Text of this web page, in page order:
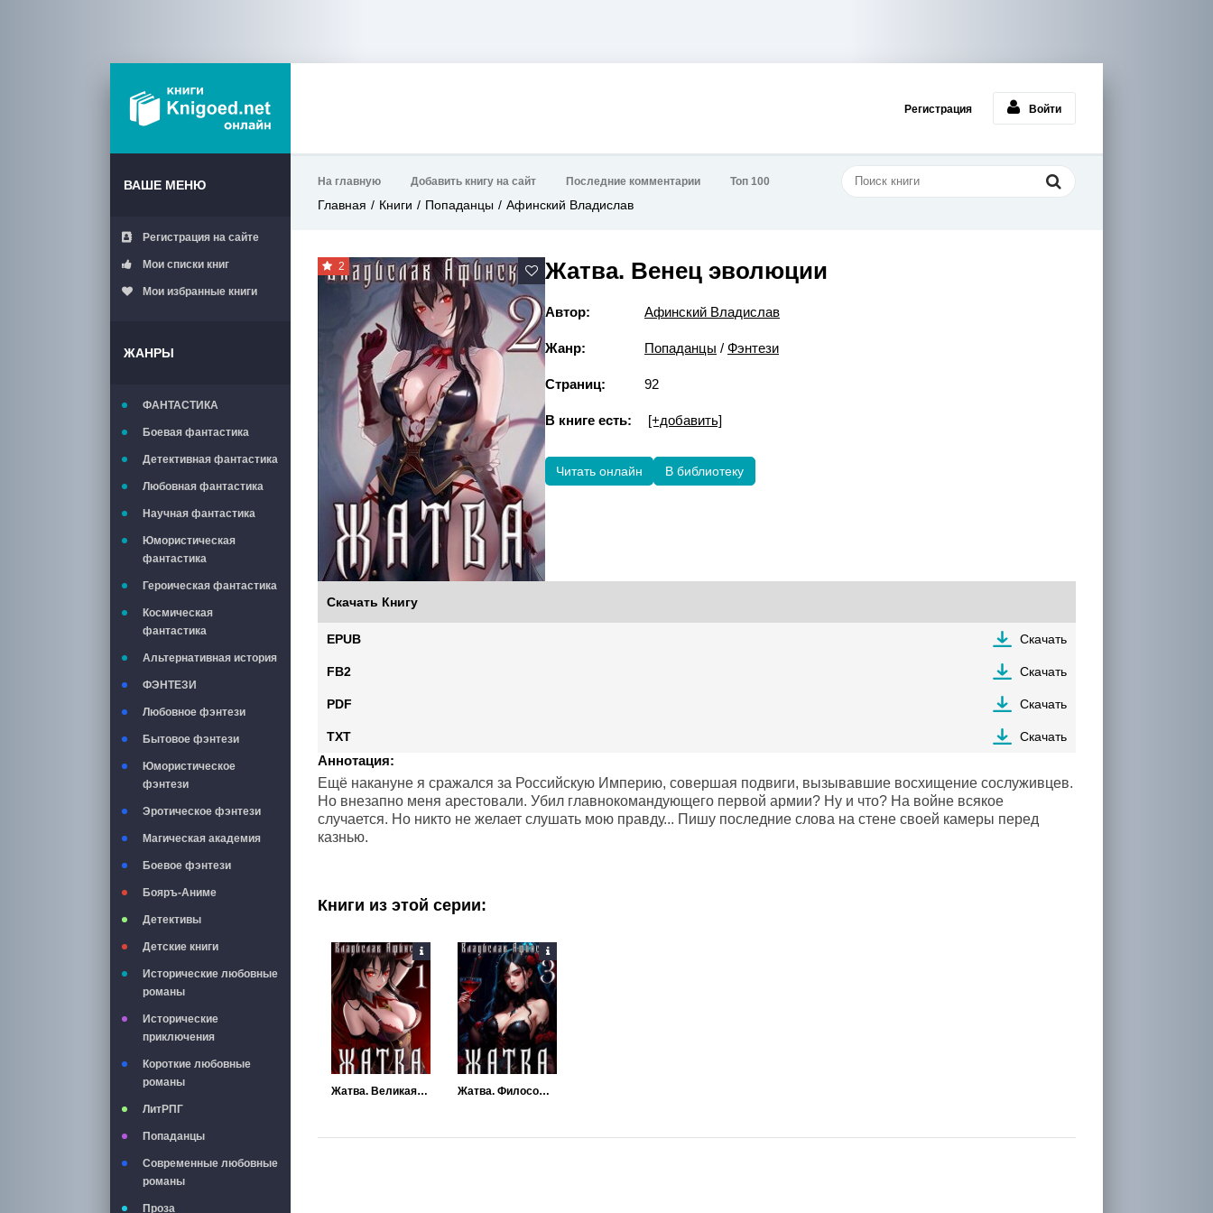
Регистрация Войти
ВАШЕ МЕНЮ
Регистрация на сайте
Мои списки книг
Мои избранные книги
ЖАНРЫ
ФАНТАСТИКА
Боевая фантастика
Детективная фантастика
Любовная фантастика
Научная фантастика
Юмористическая
фантастика
Героическая фантастика
Космическая
фантастика
Альтернативная история
ФЭНТЕЗИ
Любовное фэнтези
Бытовое фэнтези
Юмористическое
фэнтези
Эротическое фэнтези
Магическая академия
Боевое фэнтези
Бояръ-Аниме
Детективы
Детские книги
Исторические любовные
романы
Исторические
приключения
Короткие любовные
романы
ЛитРПГ
Попаданцы
Современные любовные
романы
Проза
На главную Добавить книгу на сайт Последние комментарии Топ 100
Главная Книги Попаданцы Афинский Владислав
2 Жатва. Венец эволюции
Автор: Афинский Владислав
Жанр: Попаданцы / Фэнтези
Страниц: 92
В книге есть: [+добавить]
Читать онлайн В библиотеку
Скачать Книгу
EPUB Скачать
FB2 Скачать
PDF Скачать
TXT Скачать
Аннотация:
Ещё накануне я сражался за Российскую Империю, совершая подвиги, вызывавшие восхищение сослуживцев.
Но внезапно меня арестовали. Убил главнокомандующего первой армии? Ну и что? На войне всякое
случается. Но никто не желает слушать мою правду... Пишу последние слова на стене своей камеры перед
казнью.
Книги из этой серии:
Жатва. Великая Война Жатва. Философский камень